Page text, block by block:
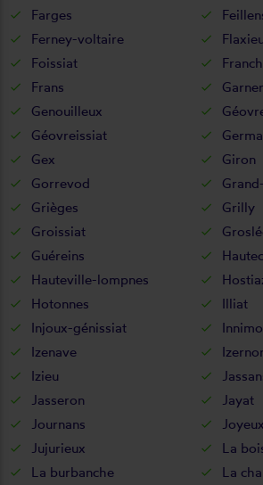
Farges
Ferney-voltaire
Flaxieu
Foissiat
Frans
Genouilleux
Géovreissiat
Gex
Giron
Gorrevod
Grièges
Grilly
Groissiat
Guéreins
Hauteville-lompnes
Hotonnes
Illiat
Injoux-génissiat
Izenave
Izieu
Jasseron
Jayat
Journans
Joyeux
Jujurieux
La
La burbanche
La